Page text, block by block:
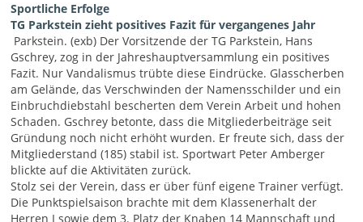
Sportliche Erfolge
TG Parkstein zieht positives Fazit für vergangenes Jahr
Parkstein. (exb) Der Vorsitzende der TG Parkstein, Hans
Gschrey, zog in der Jahreshauptversammlung ein positives
Fazit. Nur Vandalismus trübte diese Eindrücke. Glasscherben
am Gelände, das Verschwinden der Namensschilder und ein
Einbruchdiebstahl bescherten dem Verein Arbeit und hohen
Schaden. Gschrey betonte, dass die Mitgliederbeiträge seit
Gründung noch nicht erhöht wurden. Er freute sich, dass der
Mitgliederstand (185) stabil ist. Sportwart Peter Amberger
blickte auf die Aktivitäten zurück.
Stolz sei der Verein, dass er über fünf eigene Trainer verfügt.
Die Punktspielsaison brachte mit dem Klassenerhalt der
Herren I sowie dem 3. Platz der Knaben 14 Mannschaft und